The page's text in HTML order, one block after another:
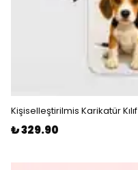
Kişiselleştirilmis Karikatür Kılıf
₺ 329.90